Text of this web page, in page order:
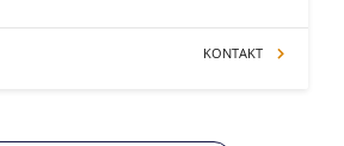
KONTAKT